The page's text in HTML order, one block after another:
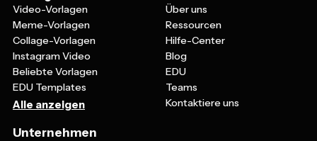
Meme-Vorlagen
Collage-Vorlagen
Instagram Video
Beliebte Vorlagen
EDU Templates
Alle anzeigen
Ressourcen
Hilfe-Center
Blog
EDU
Teams
Kontaktiere uns
Preise